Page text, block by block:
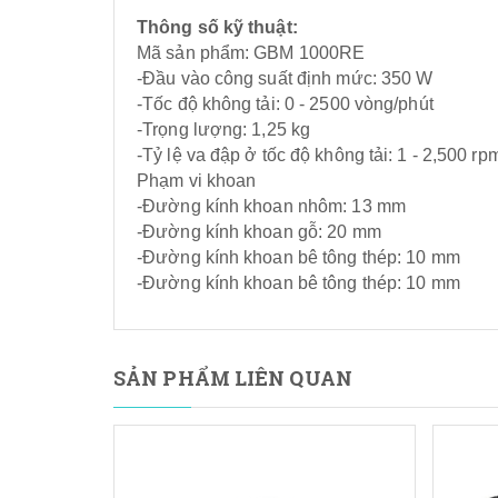
Thông số kỹ thuật:
Mã sản phẩm: GBM 1000RE
-Đầu vào công suất định mức: 350 W
-Tốc độ không tải: 0 - 2500 vòng/phút
-Trọng lượng: 1,25 kg
-Tỷ lệ va đập ở tốc độ không tải: 1 - 2,500
Phạm vi khoan
-Đường kính khoan nhôm: 13 mm
-Đường kính khoan gỗ: 20 mm
-Đường kính khoan bê tông thép: 10 mm
-Đường kính khoan bê tông thép: 10 mm
SẢN PHẨM LIÊN QUAN